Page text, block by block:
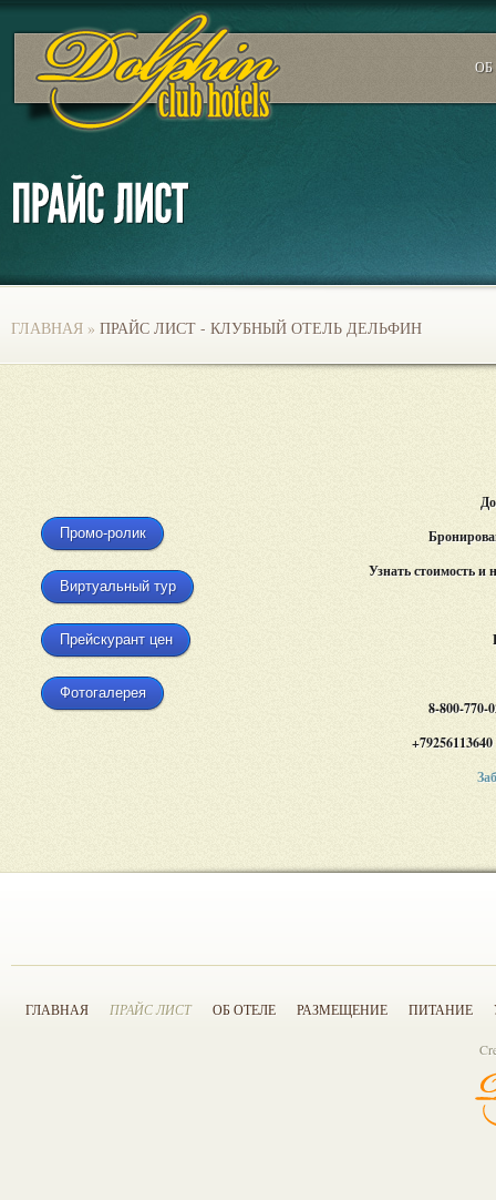
ОБ
ГЛАВНАЯ » ПРАЙС ЛИСТ - КЛУБНЫЙ ОТЕЛЬ ДЕЛЬФИН
Узнать стоимость и
8-800-770-
ГЛАВНАЯ ПРАЙС ЛИСТ ОБ ОТЕЛЕ РАЗМЕЩЕНИЕ ПИТАНИЕ
Промо-ролик
Виртуальный тур
Прейскурант цен
Фотогалерея